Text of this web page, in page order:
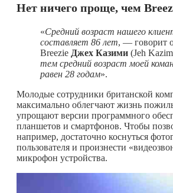
Нет ничего проще, чем
«Средний возраст нашего
составляет 86 лет, — говорит
Breezie Джех Казими (Jeh
тем средний возраст моей
равен 28 годам».
Молодые сотрудники британской
максимально облегчают жизнь
упрощают версии программного
планшетов и смартфонов. Чтобы
например, достаточно коснуться
пользователя и произнести
микрофон устройства.